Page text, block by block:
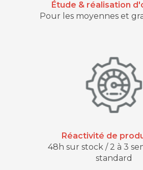
Étude & réalisation
Pour les moyennes et
Réactivité de
48h sur stock / 2 à 3
standard